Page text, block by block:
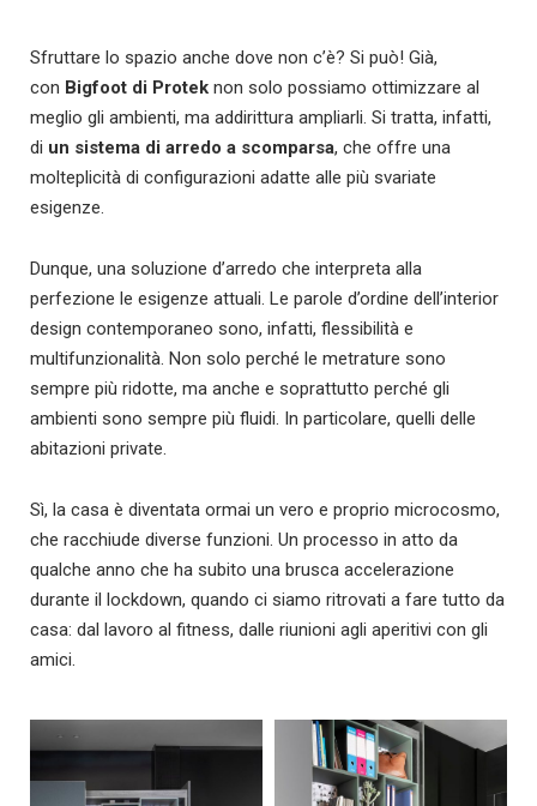
Sfruttare lo spazio anche dove non c’è? Si può! Già,
con Bigfoot di Protek non solo possiamo ottimizzare al
meglio gli ambienti, ma addirittura ampliarli. Si tratta, infatti,
di un sistema di arredo a scomparsa, che offre una
molteplicità di configurazioni adatte alle più svariate
esigenze.
Dunque, una soluzione d’arredo che interpreta alla
perfezione le esigenze attuali. Le parole d’ordine dell’interior
design contemporaneo sono, infatti, flessibilità e
multifunzionalità. Non solo perché le metrature sono
sempre più ridotte, ma anche e soprattutto perché gli
ambienti sono sempre più fluidi. In particolare, quelli delle
abitazioni private.
Sì, la casa è diventata ormai un vero e proprio microcosmo,
che racchiude diverse funzioni. Un processo in atto da
qualche anno che ha subito una brusca accelerazione
durante il lockdown, quando ci siamo ritrovati a fare tutto da
casa: dal lavoro al fitness, dalle riunioni agli aperitivi con gli
amici.